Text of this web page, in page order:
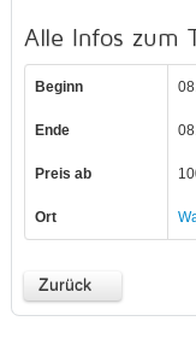
Alle Infos zum
Beginn
Ende
Preis ab
Ort
Zurück